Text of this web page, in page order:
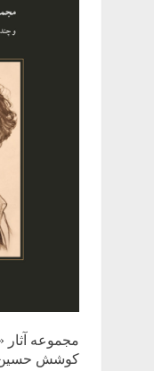
مجموعه
کوشش حسین